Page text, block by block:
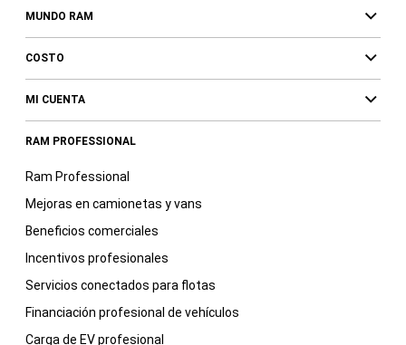
MUNDO RAM
COSTO
MI CUENTA
RAM PROFESSIONAL
Ram Professional
Mejoras en camionetas y vans
Beneficios comerciales
Incentivos profesionales
Servicios conectados para flotas
Financiación profesional de vehículos
Carga de EV profesional